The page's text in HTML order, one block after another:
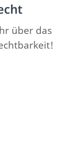
über das